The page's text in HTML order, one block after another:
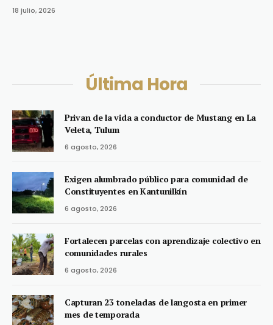
18 julio, 2026
Última Hora
Privan de la vida a conductor de Mustang en La
Veleta, Tulum
6 agosto, 2026
Exigen alumbrado público para comunidad de
Constituyentes en Kantunilkín
6 agosto, 2026
Fortalecen parcelas con aprendizaje colectivo en
comunidades rurales
6 agosto, 2026
Capturan 23 toneladas de langosta en primer
mes de temporada